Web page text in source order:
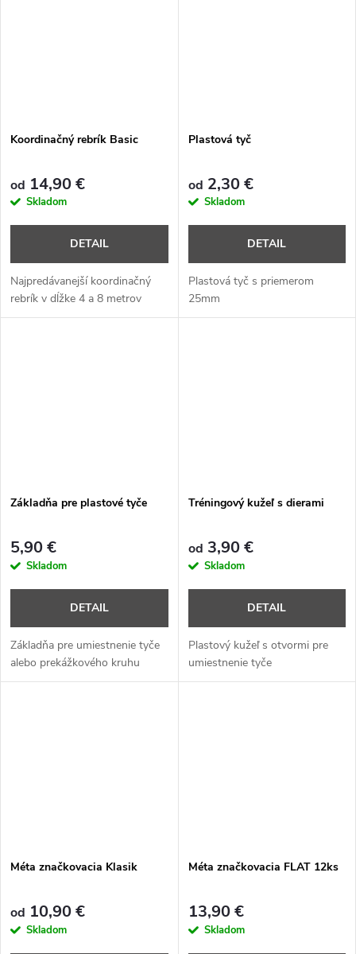
Koordinačný rebrík Basic
od 14,90 €
Skladom
DETAIL
Najpredávanejší koordinačný
rebrík v dĺžke 4 a 8 metrov
Plastová tyč
od 2,30 €
Skladom
DETAIL
Plastová tyč s priemerom
25mm
Základňa pre plastové tyče
5,90 €
Skladom
DETAIL
Základňa pre umiestnenie tyče
alebo prekážkového kruhu
Tréningový kužeľ s dierami
od 3,90 €
Skladom
DETAIL
Plastový kužeľ s otvormi pre
umiestnenie tyče
Méta značkovacia Klasik
od 10,90 €
Skladom
Méta značkovacia FLAT 12ks
13,90 €
Skladom